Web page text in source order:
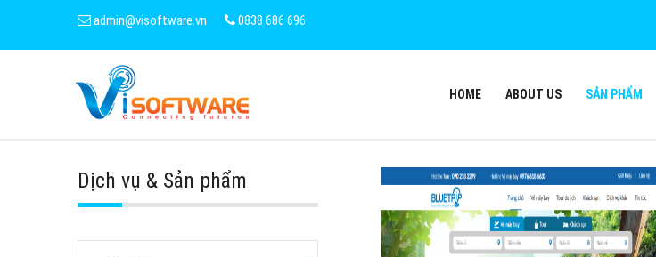
admin@visoftware.vn 0838 686 696
HOME ABOUT US SẢN PHẨM
Dịch vụ & Sản phẩm